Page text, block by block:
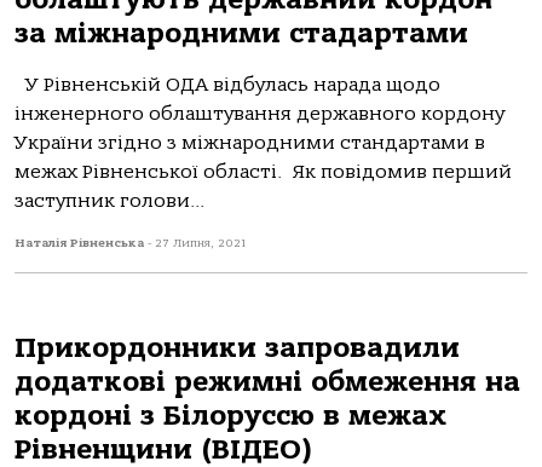
за міжнародними стадартами
У Рівненській ОДА відбулась нарада щодо
інженерного облаштування державного кордону
України згідно з міжнародними стандартами в
межах Рівненської області. Як повідомив перший
заступник голови...
Наталія Рівненська - 27 Липня, 2021
Прикордонники запровадили
додаткові режимні обмеження на
кордоні з Білоруссю в межах
Рівненщини (ВІДЕО)